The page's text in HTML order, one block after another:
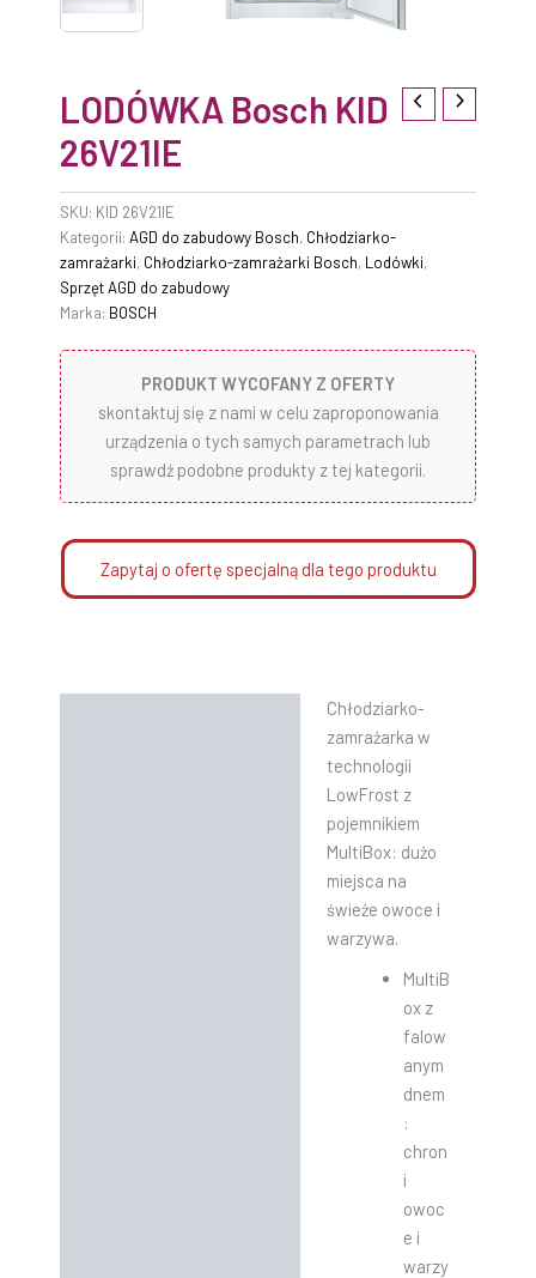
LODÓWKA Bosch KID
26V21IE
SKU: KID 26V21IE
Kategorii: AGD do zabudowy Bosch, Chłodziarko-
zamrażarki, Chłodziarko-zamrażarki Bosch, Lodówki,
Sprzęt AGD do zabudowy
Marka: BOSCH
PRODUKT WYCOFANY Z OFERTY
skontaktuj się z nami w celu zaproponowania
urządzenia o tych samych parametrach lub
sprawdź podobne produkty z tej kategorii.
Zapytaj o ofertę specjalną dla tego produktu
Chłodziarko-
zamrażarka w
technologii
LowFrost z
pojemnikiem
MultiBox: dużo
miejsca na
świeże owoce i
warzywa.
MultiB
ox z
falow
anym
dnem
:
chron
i
owoc
e i
warzy